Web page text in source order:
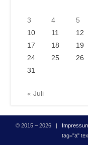
3
4 5
10
11 12
17
18 19
24
25 26
31
« Juli
© 2015 – 2026 |
tag="a"